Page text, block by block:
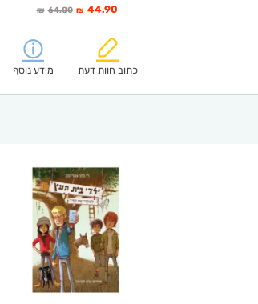
₪ 64.00המחיר
₪64.00.
₪ 44.90המחיר
כתוב חוות דעת
מידע נוסף